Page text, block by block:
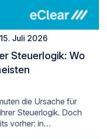
15. Juli 2026
Steuerlogik: Wo
die Ursache für
Steuerlogik. Doch
vorher: in…